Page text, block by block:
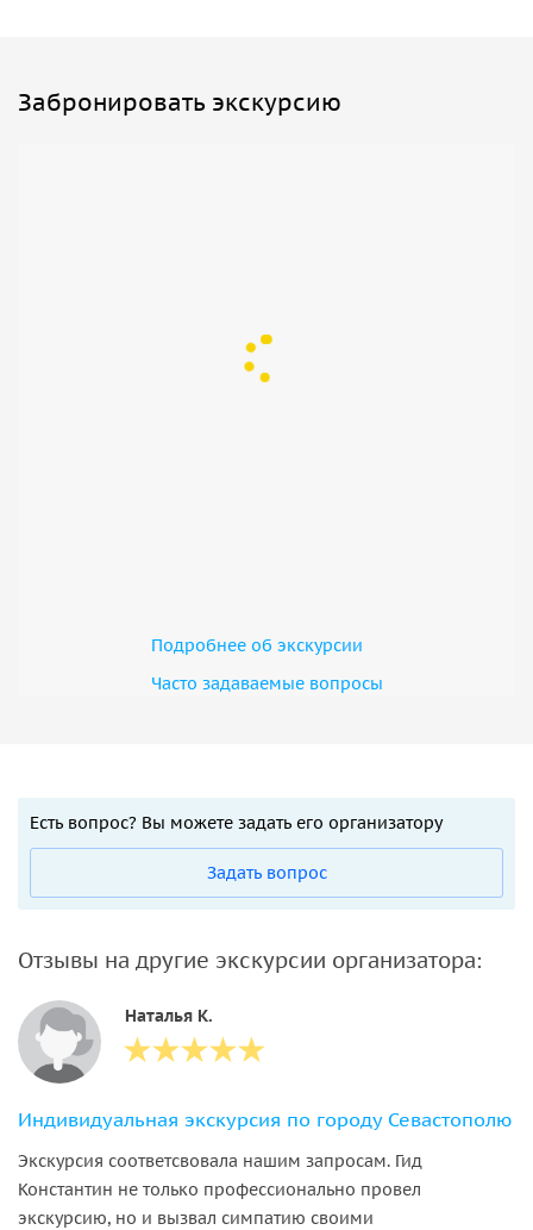
Забронировать экскурсию
Подробнее об экскурсии
Часто задаваемые вопросы
Есть вопрос? Вы можете задать его организатору
Задать вопрос
Отзывы на другие экскурсии организатора:
Наталья К.
Индивидуальная экскурсия по городу Севастополю
Экскурсия соответсвовала нашим запросам. Гид
Константин не только профессионально провел
экскурсию, но и вызвал симпатию своими